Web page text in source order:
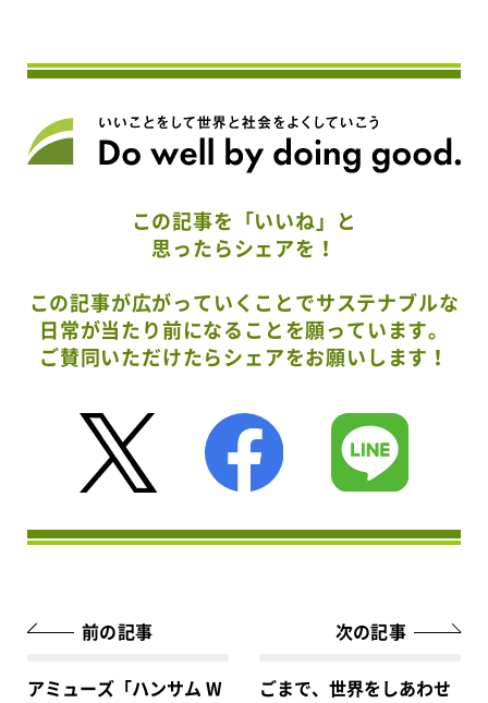
この記事を「いいね」と
思ったらシェアを！
この記事が広がっていくことでサステナブルな
日常が当たり前になることを願っています。
ご賛同いただけたらシェアをお願いします！
前の記事
アミューズ「ハンサム W
次の記事
ごまで、世界をしあわせ